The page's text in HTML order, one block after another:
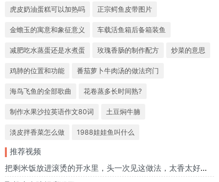
虎皮奶油蛋糕可以加热吗 正宗鳄鱼皮带图片
金蟾玉的寓意和象征意义 车载活鱼箱后备箱装鱼
减肥吃水蒸蛋还是水煮蛋 玫瑰香肠的制作配方 炒菜的意思
鸡肺的位置和功能 番茄萝卜牛肉汤的做法窍门
海鸟飞鱼的全部歌曲 花卷蒸多长时间熟?
制作水果沙拉英语作文80词 土豆焖牛腩
淡皮拌香菜怎么做 1988娃娃鱼叫什么
推荐视频
把剩米饭放进滚烫的开水里，头一次见这做法，太香太好喝了